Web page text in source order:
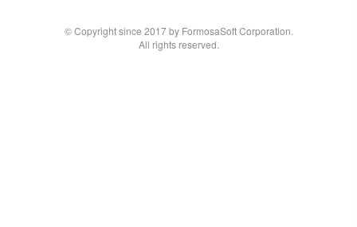
© Copyright since 2017 by FormosaSoft Corporation.
All rights reserved.